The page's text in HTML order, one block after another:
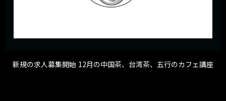
新規の求人募集開始 12月の中国茶、台湾茶、五行のカフェ講座